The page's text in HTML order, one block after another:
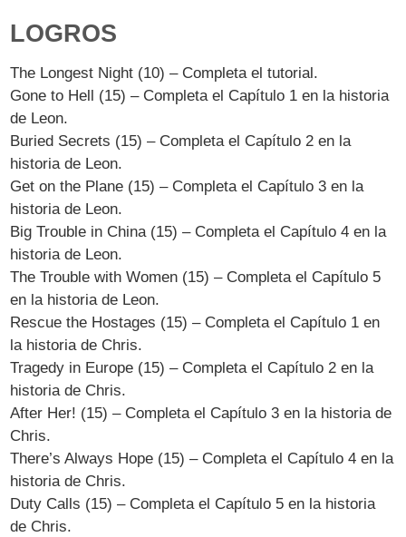
LOGROS
The Longest Night (10) – Completa el tutorial.
Gone to Hell (15) – Completa el Capítulo 1 en la historia
de Leon.
Buried Secrets (15) – Completa el Capítulo 2 en la
historia de Leon.
Get on the Plane (15) – Completa el Capítulo 3 en la
historia de Leon.
Big Trouble in China (15) – Completa el Capítulo 4 en la
historia de Leon.
The Trouble with Women (15) – Completa el Capítulo 5
en la historia de Leon.
Rescue the Hostages (15) – Completa el Capítulo 1 en
la historia de Chris.
Tragedy in Europe (15) – Completa el Capítulo 2 en la
historia de Chris.
After Her! (15) – Completa el Capítulo 3 en la historia de
Chris.
There’s Always Hope (15) – Completa el Capítulo 4 en la
historia de Chris.
Duty Calls (15) – Completa el Capítulo 5 en la historia
de Chris.